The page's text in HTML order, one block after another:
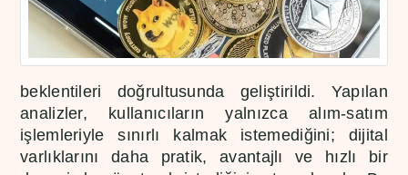
beklentileri doğrultusunda geliştirildi. Yapılan
analizler, kullanıcıların yalnızca alım-satım
işlemleriyle sınırlı kalmak istemediğini; dijital
varlıklarını daha pratik, avantajlı ve hızlı bir